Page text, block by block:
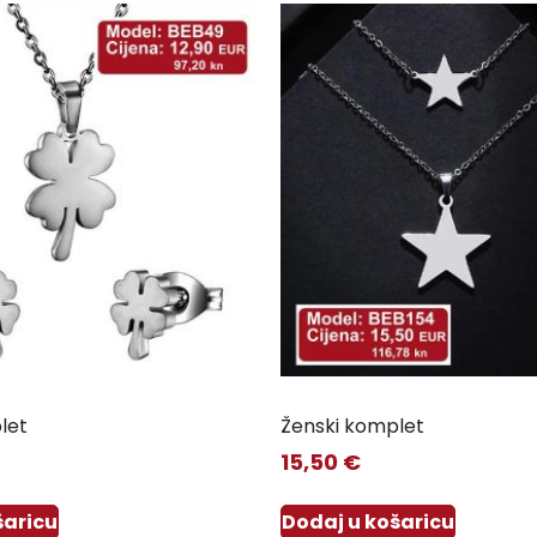
Ženski komplet
15,50 €
Dodaj u košaricu